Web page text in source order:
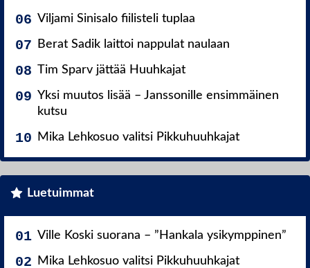
Viljami Sinisalo fiilisteli tuplaa
Berat Sadik laittoi nappulat naulaan
Tim Sparv jättää Huuhkajat
Yksi muutos lisää – Janssonille ensimmäinen
kutsu
Mika Lehkosuo valitsi Pikkuhuuhkajat
Luetuimmat
Ville Koski suorana – ”Hankala ysikymppinen”
Mika Lehkosuo valitsi Pikkuhuuhkajat